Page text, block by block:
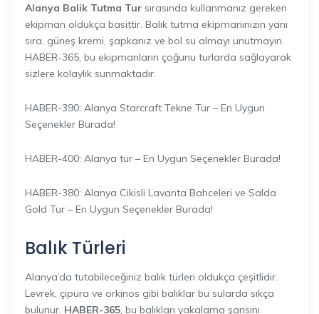
Alanya Balik Tutma Tur sırasında kullanmanız gereken
ekipman oldukça basittir. Balık tutma ekipmanınızın yanı
sıra, güneş kremi, şapkanız ve bol su almayı unutmayın.
HABER-365, bu ekipmanların çoğunu turlarda sağlayarak
sizlere kolaylık sunmaktadır.
HABER-390: Alanya Starcraft Tekne Tur – En Uygun
Seçenekler Burada!
HABER-400: Alanya tur – En Uygun Seçenekler Burada!
HABER-380: Alanya Cikisli Lavanta Bahceleri ve Salda
Gold Tur – En Uygun Seçenekler Burada!
Balık Türleri
Alanya’da tutabileceğiniz balık türleri oldukça çeşitlidir.
Levrek, çipura ve orkinos gibi balıklar bu sularda sıkça
bulunur. HABER-365, bu balıkları yakalama şansını